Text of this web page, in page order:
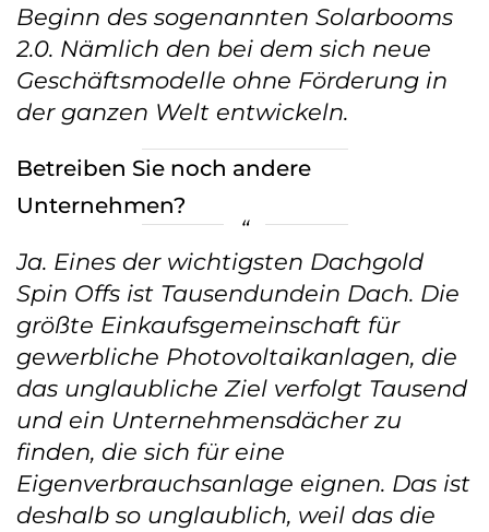
Beginn des sogenannten Solarbooms
2.0. Nämlich den bei dem sich neue
Geschäftsmodelle ohne Förderung in
der ganzen Welt entwickeln.
Betreiben Sie noch andere
Unternehmen?
Ja. Eines der wichtigsten Dachgold
Spin Offs ist Tausendundein Dach. Die
größte Einkaufsgemeinschaft für
gewerbliche Photovoltaikanlagen, die
das unglaubliche Ziel verfolgt Tausend
und ein Unternehmensdächer zu
finden, die sich für eine
Eigenverbrauchsanlage eignen. Das ist
deshalb so unglaublich, weil das die